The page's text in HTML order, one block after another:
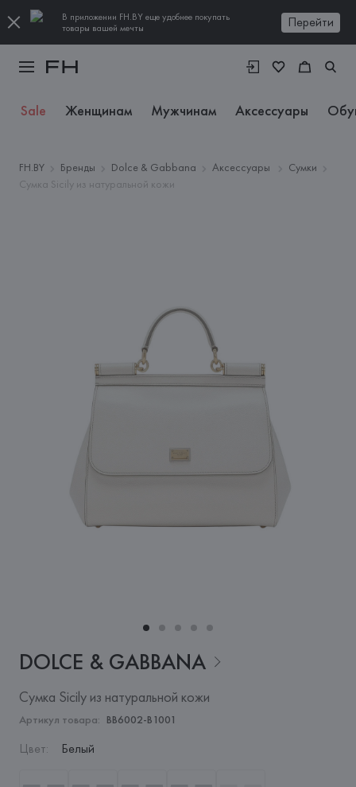
В приложении FH.BY еще удобнее покупать
товары вашей мечты
Перейти
Sale Женщинам Мужчинам Аксессуары
FH.BY Бренды Dolce & Gabbana Аксессуары
Сумки
Сумка Sicily из натуральной кожи
DOLCE & GABBANA
Сумка Sicily из натуральной кожи
Артикул товара: BB6002-B1001
Цвет: Белый